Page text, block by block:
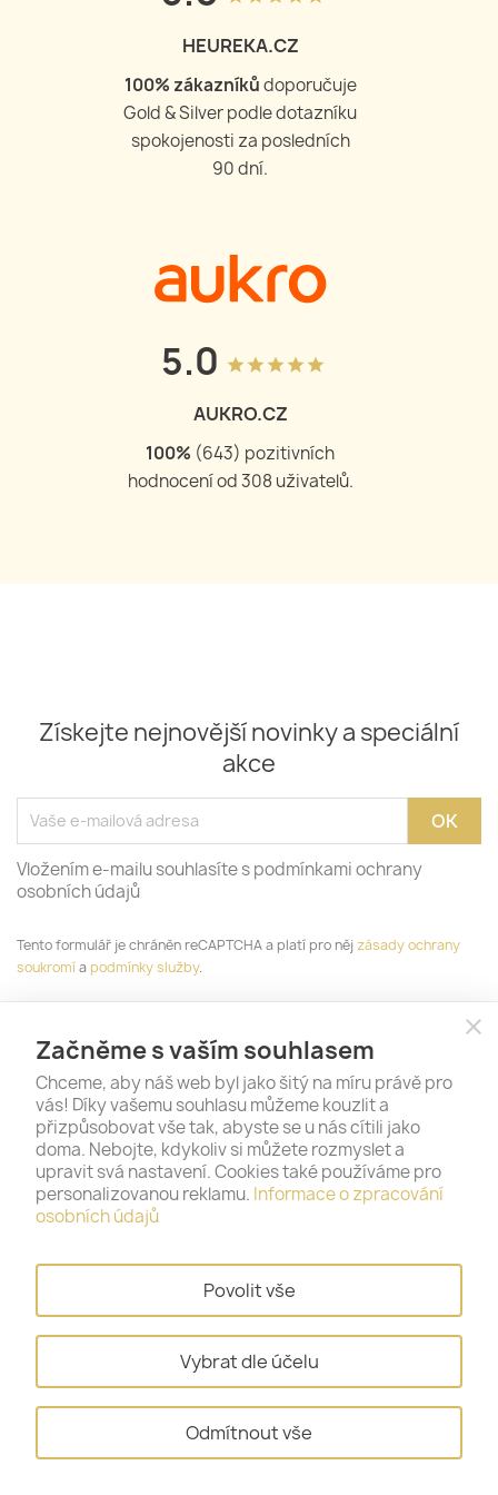
HEUREKA.CZ
100% zákazníkůdoporučuje
Gold & Silver podle dotazníku
spokojenosti za posledních
90 dní.
5.0 grade grade grade grade grade
AUKRO.CZ
100% (644) pozitivních
hodnocení od309 uživatelů.
Získejte nejnovější novinky a speciální
akce
Vložením e-mailu souhlasíte s podmínkami ochrany
osobních údajů
Tento formulář je chráněn reCAPTCHA a platí pro něj zásady ochrany
soukromía podmínky služby.
Staňte se naším fanouškem na sociálních
sítích – vše podstatné se tak dozvíte jako
první.
NAŠE SPOLEČNOST 
close
Začněme s vaším souhlasem
Chceme, aby náš web byl jako šitý na míru právě pro
vás! Díky vašemu souhlasu můžeme kouzlit a
přizpůsobovat vše tak, abyste se u nás cítili jako
doma. Nebojte, kdykoliv si můžete rozmyslet a
upravit svá nastavení. Cookies také používáme pro
personalizovanou reklamu. Informace o zpracování
osobních údajů
Povolit vše
Vybrat dle účelu
Odmítnout vše